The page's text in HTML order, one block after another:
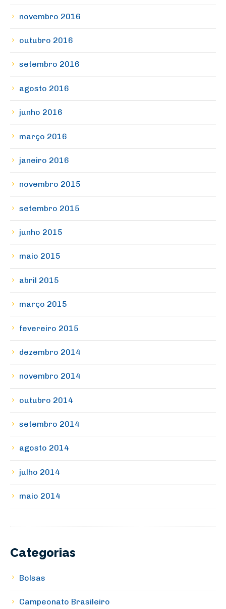
novembro 2016
outubro 2016
setembro 2016
agosto 2016
junho 2016
março 2016
janeiro 2016
novembro 2015
setembro 2015
junho 2015
maio 2015
abril 2015
março 2015
fevereiro 2015
dezembro 2014
novembro 2014
outubro 2014
setembro 2014
agosto 2014
julho 2014
maio 2014
Categorias
Bolsas
Campeonato Brasileiro